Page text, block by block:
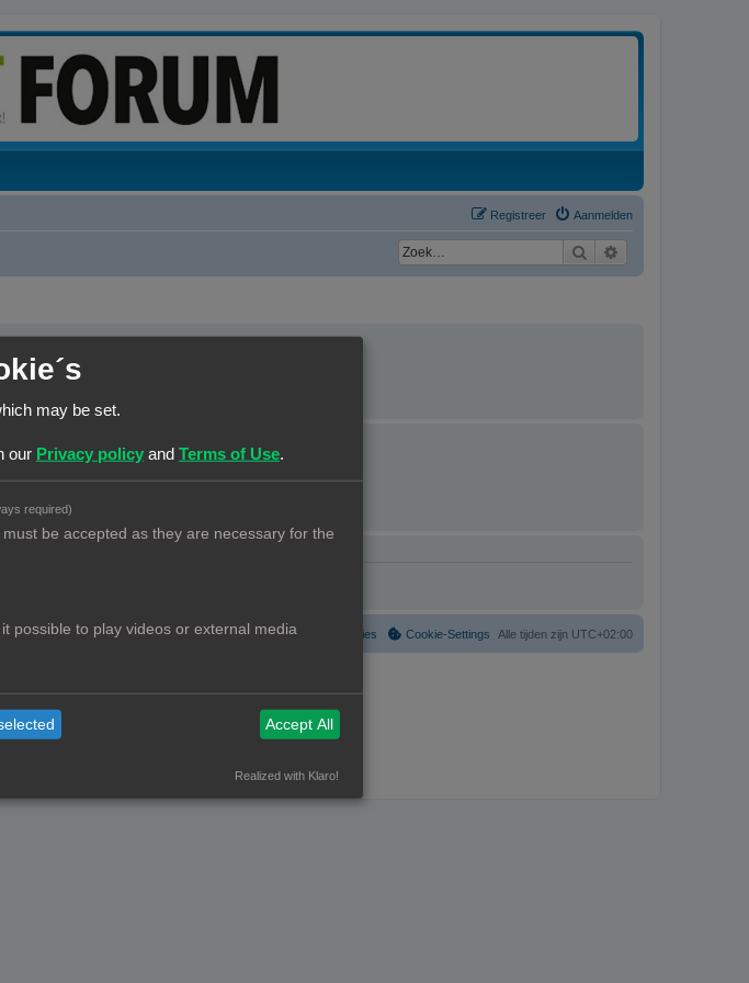
Aanmelden
Registreer
Zoek
bedrag hoe klein ook wordt ten zeerste gewaardeerd.
Alle tijden zijn UTC+02:00
Cookie-Settings
Verwijder cookies
Leden
Het team
Contact
Software © phpBB Limited
doorphpBB.nl
may be set.
our Privacy policy and Terms of Use.
required)
be accepted as they are necessary for the
possible to play videos or external media
Accept All
Realized with Klaro!